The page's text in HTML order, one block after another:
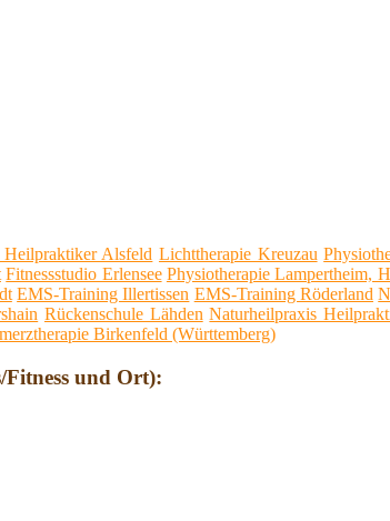
Alsfeld Lichttherapie Kreuzau
Fitnessstudio Erlensee Physiotherapie Lampertheim,
EMS-Training Illertissen EMS-Training Röderland
Rückenschule Lähden Naturheilpraxis
Birkenfeld (Württemberg)
und Ort):